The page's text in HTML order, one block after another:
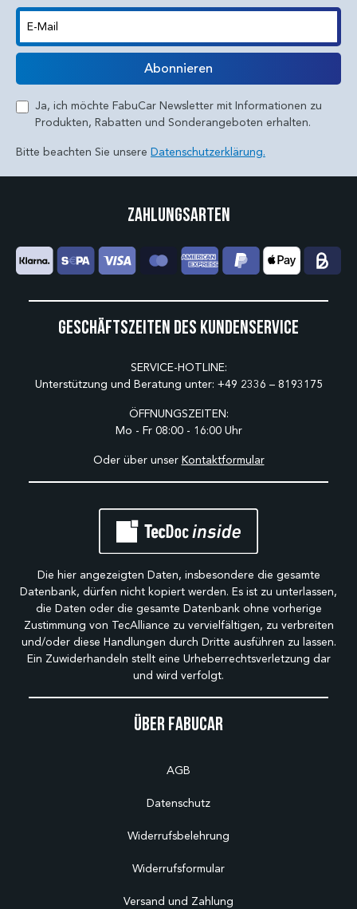
E-Mail
Abonnieren
Ja, ich möchte FabuCar Newsletter mit Informationen zu
Produkten, Rabatten und Sonderangeboten erhalten.
Bitte beachten Sie unsere Datenschutzerklärung.
Über Fabucar
AGB
Datenschutz
Widerrufsbelehrung
Widerrufsformular
Versand und Zahlung
Geschäftszeiten des Kundenservice
SERVICE-HOTLINE:
Unterstützung und Beratung unter: +49 2336 – 8193175
ÖFFNUNGSZEITEN:
Mo - Fr 08:00 - 16:00 Uhr
Oder über unser Kontaktformular
Zahlungsarten
Die hier angezeigten Daten, insbesondere die gesamte
Datenbank, dürfen nicht kopiert werden. Es ist zu unterlassen,
die Daten oder die gesamte Datenbank ohne vorherige
Zustimmung von TecAlliance zu vervielfältigen, zu verbreiten
und/oder diese Handlungen durch Dritte ausführen zu lassen.
Ein Zuwiderhandeln stellt eine Urheberrechtsverletzung dar
und wird verfolgt.